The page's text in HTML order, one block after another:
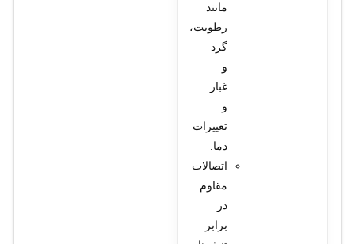
مانند
رطوبت،
گرد
و
غبار
و
تغییرات
دما.
اتصالات
مقاوم
در
برابر